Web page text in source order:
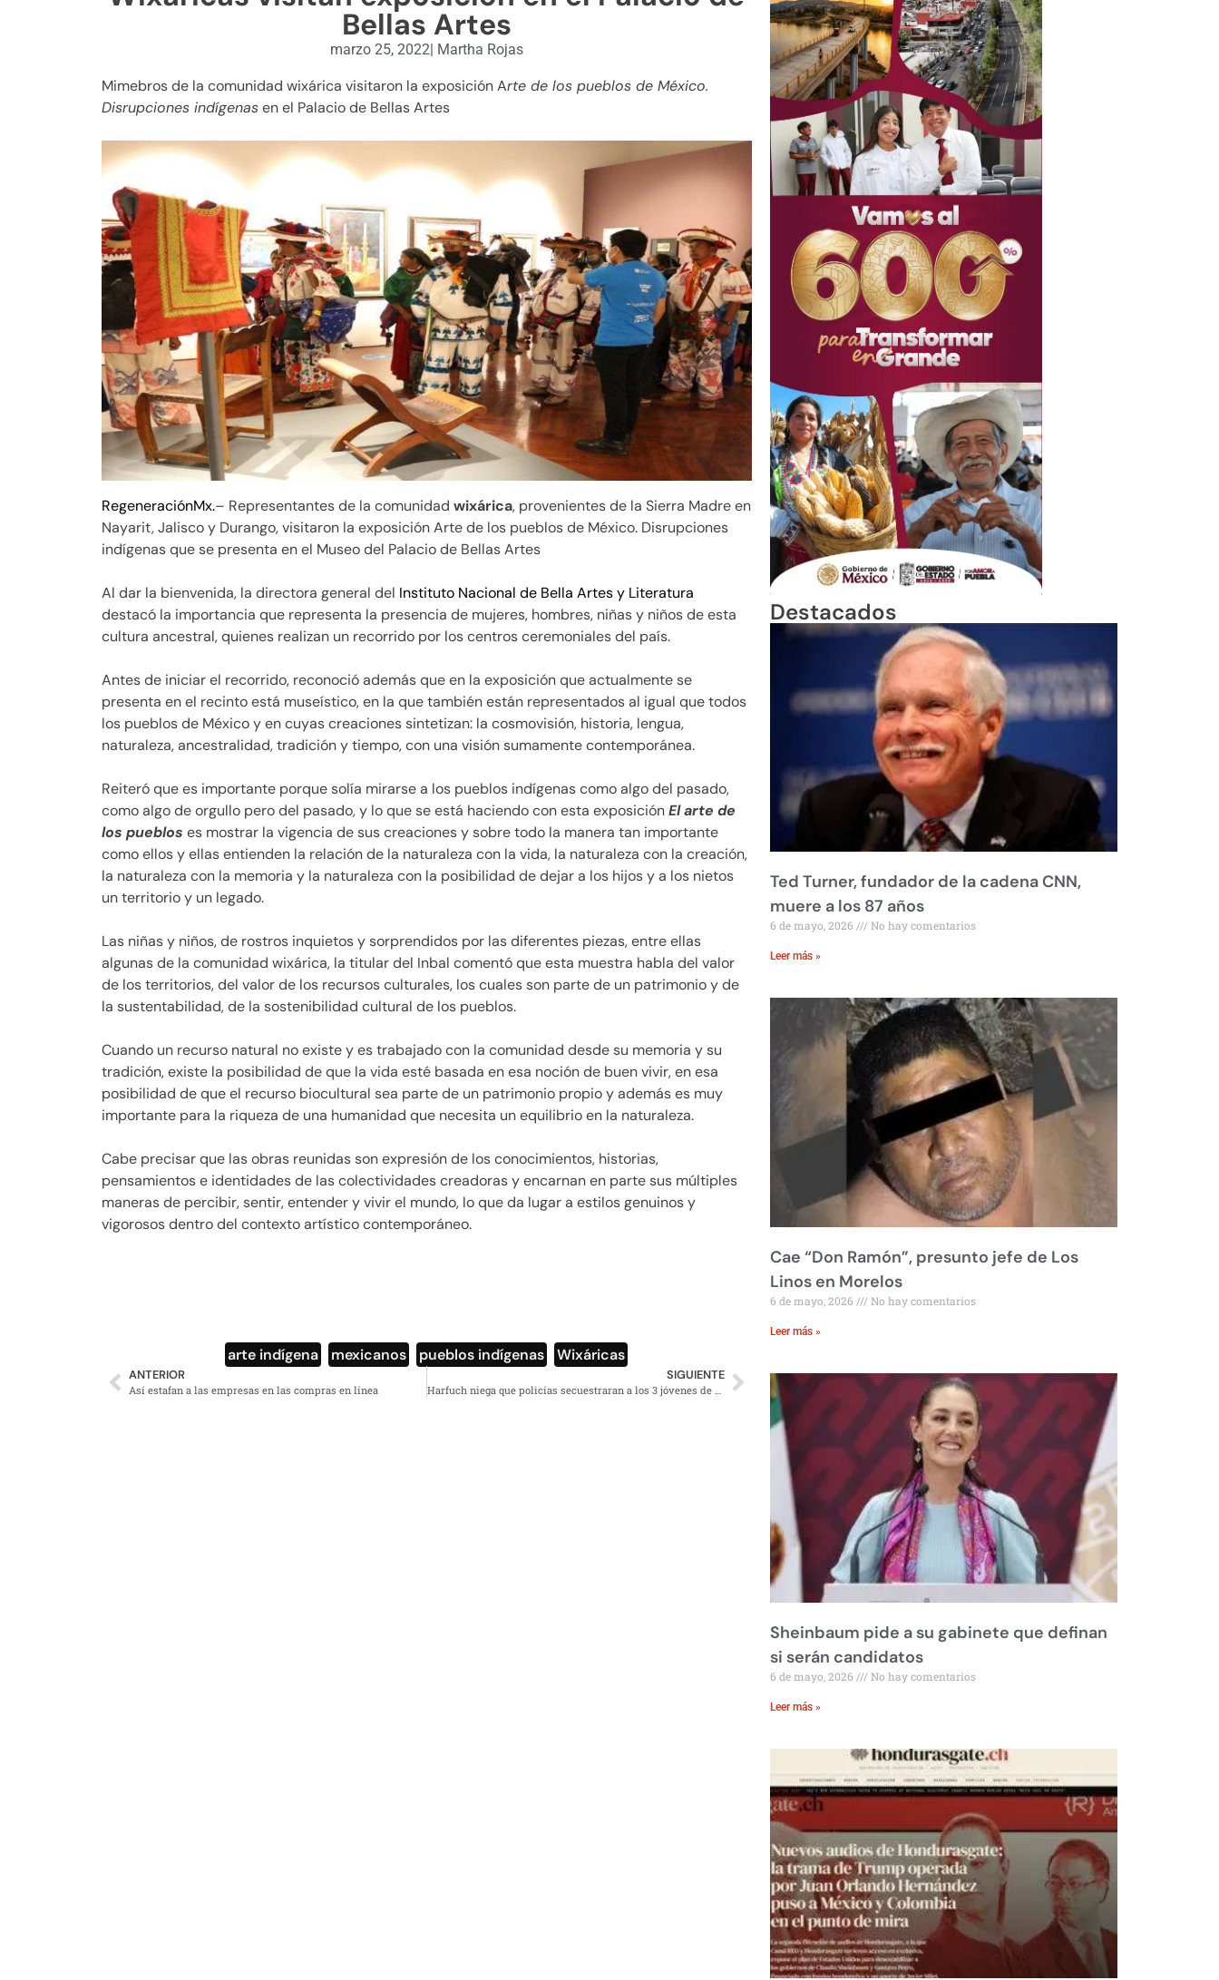
Bellas Artes
marzo 25, 2022| Martha Rojas
Mimebros de la comunidad wixárica visitaron la exposición Arte de los pueblos de México.
Disrupciones indígenasen el Palacio de Bellas Artes
RegeneraciónMx.– Representantes de la comunidad wixárica, provenientes de la Sierra Madre en
Nayarit, Jalisco y Durango, visitaron la exposición Arte de los pueblos de México. Disrupciones
indígenas que se presenta en el Museo del Palacio de Bellas Artes
Al dar la bienvenida, la directora general del Instituto Nacional de Bella Artes y Literatura
destacó la importancia que representa la presencia de mujeres, hombres, niñas y niños de esta
cultura ancestral, quienes realizan un recorrido por los centros ceremoniales del país.
Antes de iniciar el recorrido, reconoció además que en la exposición que actualmente se
presenta en el recinto está museístico, en la que también están representados al igual que todos
los pueblos de México y en cuyas creaciones sintetizan: la cosmovisión, historia, lengua,
naturaleza, ancestralidad, tradición y tiempo, con una visión sumamente contemporánea.
Reiteró que es importante porque solía mirarse a los pueblos indígenas como algo del pasado,
como algo de orgullo pero del pasado, y lo que se está haciendo con esta exposiciónEl arte de
los pueblos es mostrar la vigencia de sus creaciones y sobre todo la manera tan importante
como ellos y ellas entienden la relación de la naturaleza con la vida, la naturaleza con la creación,
la naturaleza con la memoria y la naturaleza con la posibilidad de dejar a los hijos y a los nietos
un territorio y un legado.
Las niñas y niños, de rostros inquietos y sorprendidos por las diferentes piezas, entre ellas
algunas de la comunidad wixárica, la titular del Inbal comentó que esta muestra habla del valor
de los territorios, del valor de los recursos culturales, los cuales son parte de un patrimonio y de
la sustentabilidad, de la sostenibilidad cultural de los pueblos.
Cuando un recurso natural no existe y es trabajado con la comunidad desde su memoria y su
tradición, existe la posibilidad de que la vida esté basada en esa noción de buen vivir, en esa
posibilidad de que el recurso biocultural sea parte de un patrimonio propio y además es muy
importante para la riqueza de una humanidad que necesita un equilibrio en la naturaleza.
Cabe precisar que las obras reunidas son expresión de los conocimientos, historias,
pensamientos e identidades de las colectividades creadoras y encarnan en parte sus múltiples
maneras de percibir, sentir, entender y vivir el mundo, lo que da lugar a estilos genuinos y
vigorosos dentro del contexto artístico contemporáneo.
arte indígena mexicanos pueblos indígenas Wixáricas
ANTERIOR
Así estafan a las empresas en las compras en línea
SIGUIENTE
Harfuch niega que policías secuestraran a los 3 jóvenes de Huitzilac
Destacados
Ted Turner, fundador de la cadena CNN,
muere a los 87 años
6 de mayo, 2026 No hay comentarios
Leer más »
Cae “Don Ramón”, presunto jefe de Los
Linos en Morelos
6 de mayo, 2026 No hay comentarios
Leer más »
Sheinbaum pide a su gabinete que definan
si serán candidatos
6 de mayo, 2026 No hay comentarios
Leer más »